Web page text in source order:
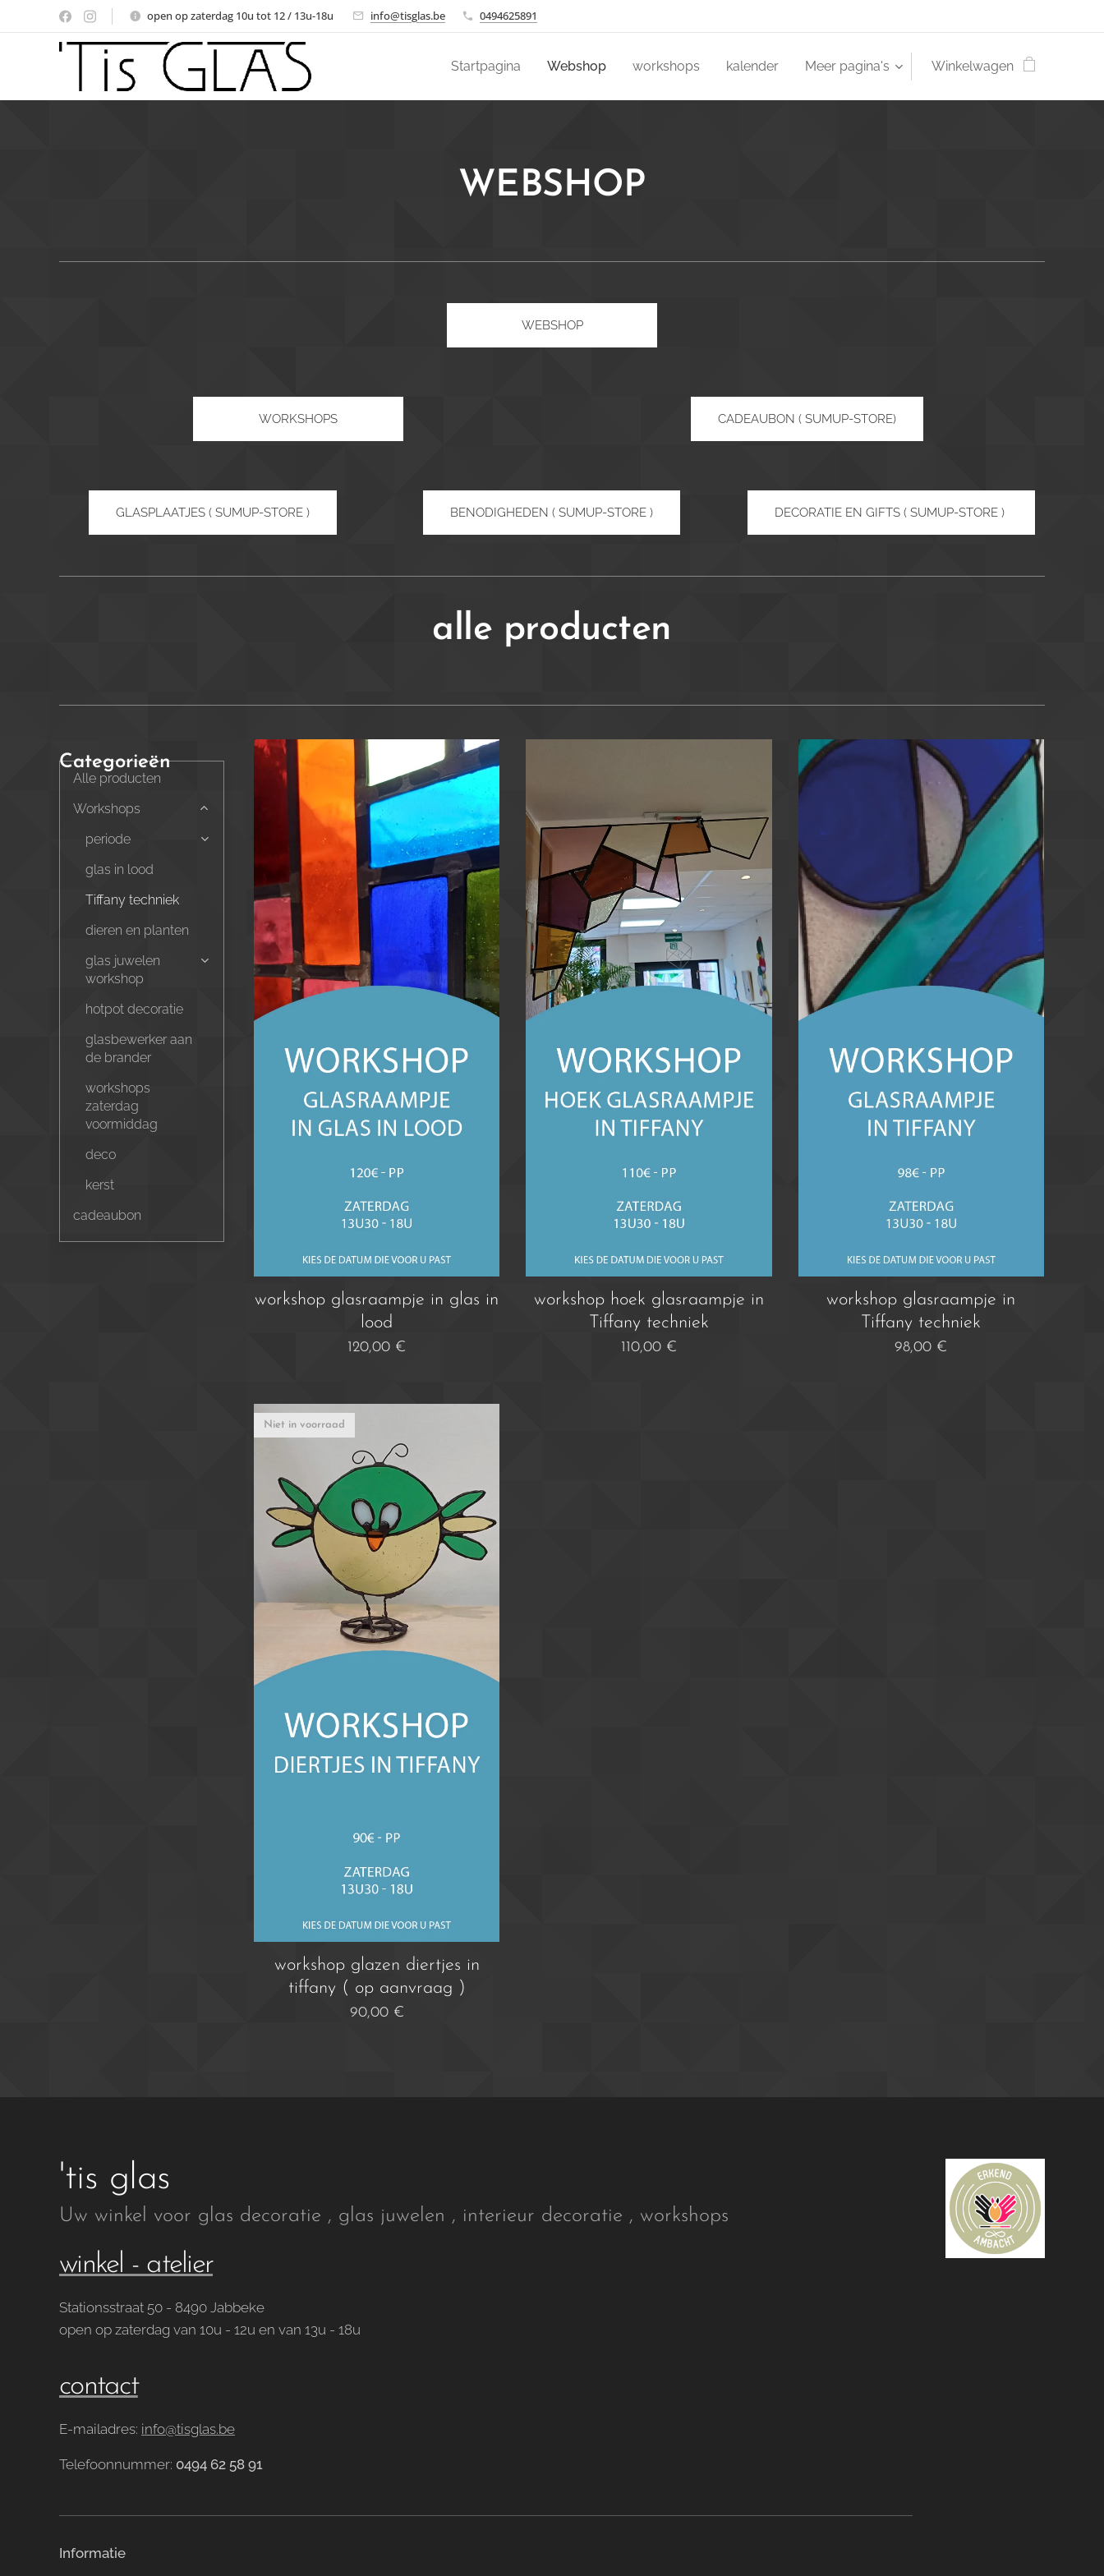
open op zaterdag 10u tot 12 / 13u-18u info@tisglas.be 0494625891
Startpagina Webshop workshops kalender Meer pagina's Winkelwagen
WEBSHOP
WEBSHOP
WORKSHOPS CADEAUBON ( SUMUP-STORE)
GLASPLAATJES ( SUMUP-STORE ) BENODIGHEDEN ( SUMUP-STORE ) DECORATIE EN GIFTS ( SUMUP-STORE )
alle producten
Categorieën
Alle producten
Workshops
periode
glas in lood
Tiffany techniek
dieren en planten
glas juwelen
workshop
hotpot decoratie
glasbewerker aan
de brander
workshops
zaterdag
voormiddag
deco
kerst
cadeaubon
workshop glasraampje in glas in
lood
120,00 €
workshop hoek glasraampje in
Tiffany techniek
110,00€
workshop glasraampje in
Tiffany techniek
98,00 €
workshop glazen diertjes in
tiffany ( op aanvraag )
Niet in voorraad
90,00€
'tis glas
Uw winkel voor glas decoratie , glas juwelen , interieur decoratie , workshops
winkel - atelier
Stationsstraat 50 - 8490 Jabbeke
open op zaterdag van 10u - 12u en van 13u - 18u
contact
E-mailadres: info@tisglas.be
Telefoonnummer: 0494 62 58 91
Informatie